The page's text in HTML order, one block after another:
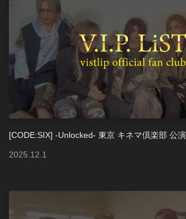
[CODE:SIX] -Unlocked- 東京 キネマ倶楽部 公演
2025.12.1